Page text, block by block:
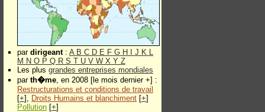
par dirigeant: A B C D E F G H J K L
M N O P Q R S T U V W X Y Z
Les plus grandes entreprises mondiales
par th�me, en 2008 [le mois dernier +] :
Restructurations et conditions de travail
[+], Droits Humains et blanchiment [+]
Pollution [+]